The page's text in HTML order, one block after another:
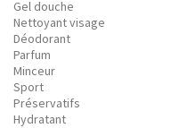
Gel douche
Nettoyant visage
Déodorant
Parfum
Minceur
Sport
Préservatifs
Hydratant